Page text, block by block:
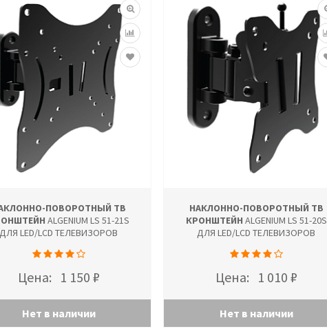
ПОВОРОТНЫЙ ТВ
ALGENIUM LS 51-21S
ДЛЯ LED/LCD ТЕЛЕВИЗОРОВ
Цена: 1 150 ₽
Нет в наличии
НАКЛОННО-ПОВОРОТНЫЙ ТВ
КРОНШТЕЙН ALGENIUM LS 51-20S
ДЛЯ LED/LCD ТЕЛЕВИЗОРОВ
Цена: 1 010 ₽
Нет в наличии